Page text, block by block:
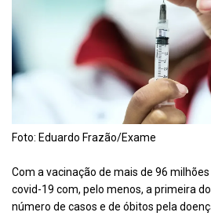
Foto: Eduardo Frazão/Exame
Com a vacinação de mais de 96
covid-19 com, pelo menos, a primeira
número de casos e de óbitos pela